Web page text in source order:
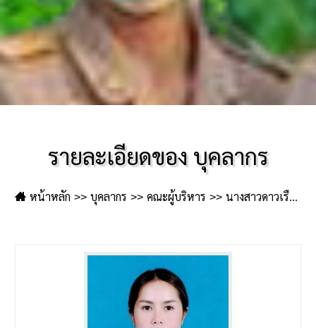
รายละเอียดของ บุคลากร
หน้าหลัก บุคลากร คณะผู้บริหาร นางสาวดาวเรือง หาญเวช